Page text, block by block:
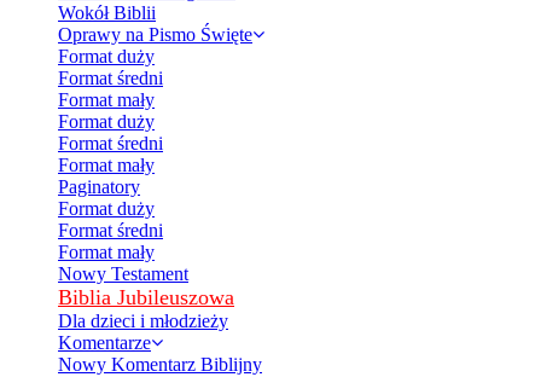
Wokół Biblii
Oprawy na Pismo Święte
Format duży
Format średni
Format mały
Format duży
Format średni
Format mały
Paginatory
Format duży
Format średni
Format mały
Nowy Testament
Biblia Jubileuszowa
Dla dzieci i młodzieży
Komentarze
Nowy Komentarz Biblijny